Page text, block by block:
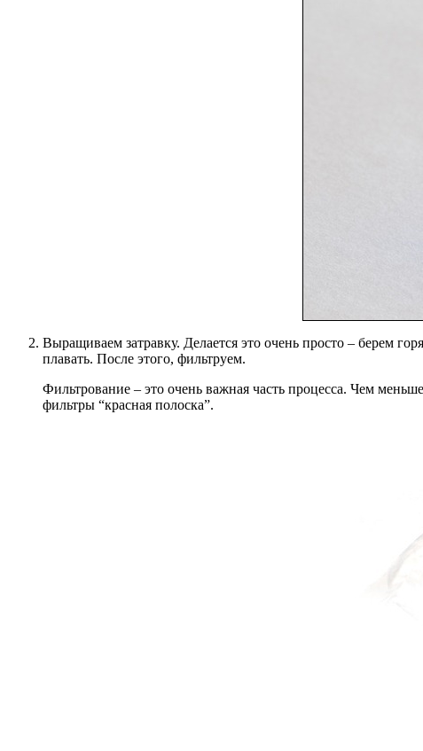
Выращиваем затравку. Делается это очень просто – берем
плавать. После этого, фильтруем.
Фильтрование – это очень важная часть процесса. Чем
фильтры “красная полоска”.